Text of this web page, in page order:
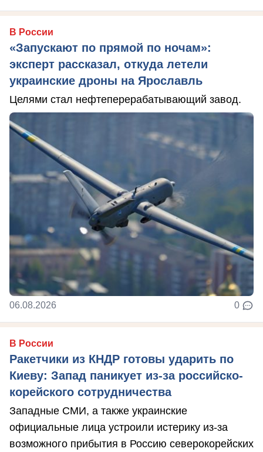
В России
«Запускают по прямой по ночам»:
эксперт рассказал, откуда летели
украинские дроны на Ярославль
Целями стал нефтеперерабатывающий завод.
06.08.2026 0
В России
Ракетчики из КНДР готовы ударить по
Киеву: Запад паникует из-за российско-
корейского сотрудничества
Западные СМИ, а также украинские
официальные лица устроили истерику из-за
возможного прибытия в Россию северокорейских